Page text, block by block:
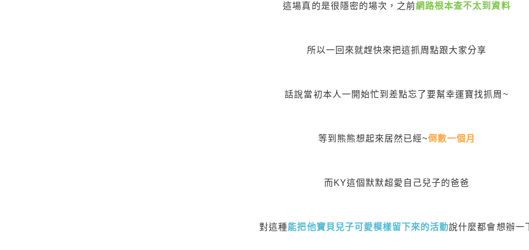
這場真的是很隱密的場次，之前網路根本查不太到資料
所以一回來就趕快來把這抓周點跟大家分享
話說當初本人一開始忙到差點忘了要幫幸運寶找抓周~
等到熊熊想起來居然已經~倒數一個月
而KY這個默默超愛自己兒子的爸爸
對這種能把他寶貝兒子可愛模樣留下來的活動說什麼都會想辦一